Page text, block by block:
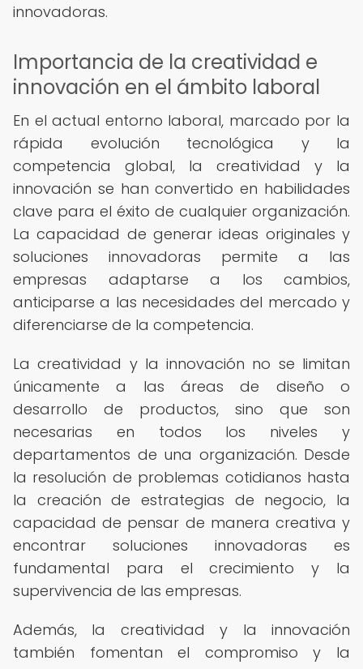
innovadoras.
Importancia de la creatividad e
innovación en el ámbito laboral
En el actual entorno laboral, marcado por la
rápida evolución tecnológica y la
competencia global, la creatividad y la
innovación se han convertido en habilidades
clave para el éxito de cualquier organización.
La capacidad de generar ideas originales y
soluciones innovadoras permite a las
empresas adaptarse a los cambios,
anticiparse a las necesidades del mercado y
diferenciarse de la competencia.
La creatividad y la innovación no se limitan
únicamente a las áreas de diseño o
desarrollo de productos, sino que son
necesarias en todos los niveles y
departamentos de una organización. Desde
la resolución de problemas cotidianos hasta
la creación de estrategias de negocio, la
capacidad de pensar de manera creativa y
encontrar soluciones innovadoras es
fundamental para el crecimiento y la
supervivencia de las empresas.
Además, la creatividad y la innovación
también fomentan el compromiso y la